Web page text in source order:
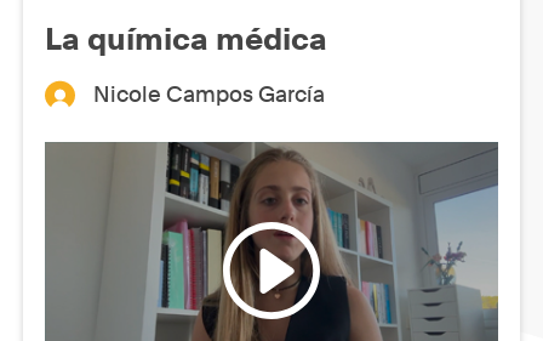
La química médica
Nicole Campos García